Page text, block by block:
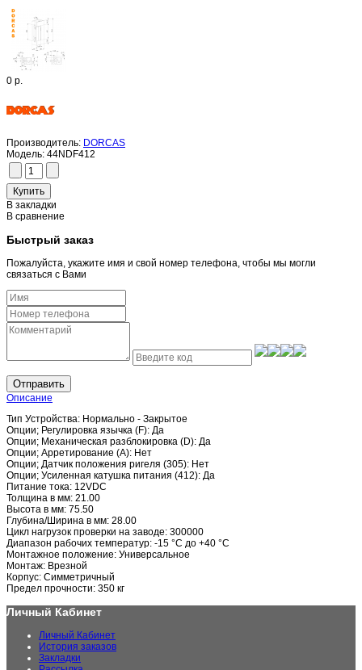
0 р.
Производитель: DORCAS
Модель: 44NDF412
В закладки
В сравнение
Быстрый заказ
Пожалуйста, укажите имя и свой номер телефона, чтобы мы могли
связаться с Вами
Отправить
Описание
Тип Устройства: Нормально - Закрытое
Опции; Регулировка язычка (F): Да
Опции; Механическая разблокировка (D): Да
Опции; Арретирование (A): Нет
Опции; Датчик положения ригеля (305): Нет
Опции; Усиленная катушка питания (412): Да
Питание тока: 12VDC
Толщина в мм: 21.00
Высота в мм: 75.50
Глубина/Ширина в мм: 28.00
Цикл нагрузок проверки на заводе: 300000
Диапазон рабочих температур: -15 °C до +40 °C
Монтажное положение: Универсальное
Монтаж: Врезной
Корпус: Симметричный
Предел прочности: 350 кг
Личный Кабинет
Личный Кабинет
История заказов
Закладки